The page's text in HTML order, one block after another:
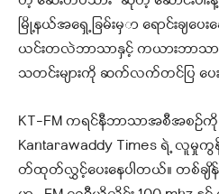
မြို့နယ်အရှေ့ခြမ်းမှာ ရောင်းချပေ
ယင်းတလဲဘာသာနှင့် ကယားဘာသ
သတင်းများကို ဆက်လက်တင်ပြ ပေး
KT-FM ကရင်နီဘာသာအစီအစဉ်ကို
Kantarawaddy Times ရဲ့ လူ
တ်ထုတ်လွှင့်ပေးနေပါတယ်။ တစ်ခ